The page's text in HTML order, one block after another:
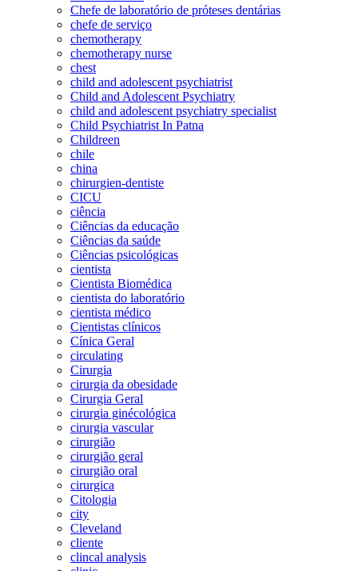
Chefe de laboratório de próteses dentárias
chefe de serviço
chemotherapy
chemotherapy nurse
chest
child and adolescent psychiatrist
Child and Adolescent Psychiatry
child and adolescent psychiatry specialist
Child Psychiatrist In Patna
Childreen
chile
china
chirurgien-dentiste
CICU
ciência
Ciências da educação
Ciências da saúde
Ciências psicológicas
cientista
Cientista Biomédica
cientista do laboratório
cientista médico
Cientistas clínicos
Cínica Geral
circulating
Cirurgia
cirurgia da obesidade
Cirurgia Geral
cirurgia ginécológica
cirurgia vascular
cirurgião
cirurgião geral
cirurgião oral
cirurgica
Citologia
city
Cleveland
cliente
clincal analysis